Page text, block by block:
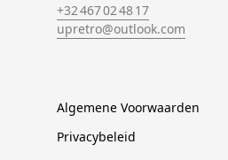
+32 467 02 48 17
upretro@outlook.com
Algemene Voorwaarden
Privacybeleid